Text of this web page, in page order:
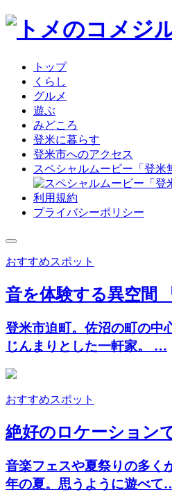
トップ
くらし
グルメ
遊ぶ
みどころ
登米に暮らす
登米市へのアクセス
スペシャルムービー「登米
利用規約
プライバシーポリシー
おすすめスポット
音を体験する異空間
登米市迫町。佐沼の町の中
じんまりとした一軒家。 …
おすすめスポット
絶好のロケーション
音楽フェスや夏祭りの多く
年の夏。思うように遊べて